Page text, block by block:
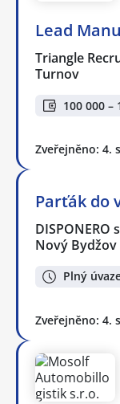
Lead
Triangle
Turnov
100 000 –
Zveřejněno: 4.
Parťák do
DISPONERO
Nový Bydžov
Plný
Zveřejněno: 4.